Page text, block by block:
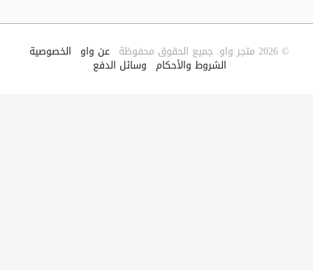
© 2026 متجر واو. جميع الحقوق محفوظة عن واو الخصوصية
الشروط والأحكام وسائل الدفع